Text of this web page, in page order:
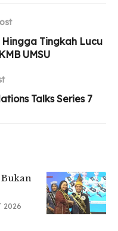
Resmi Diserahkan
Kebajikan
idaman tunas
Covid-19 ini UMSU
perguruan tinggi
umat dan
dan prestasi
Tingkah Lucu
UMSU
Talks Series 7
2026